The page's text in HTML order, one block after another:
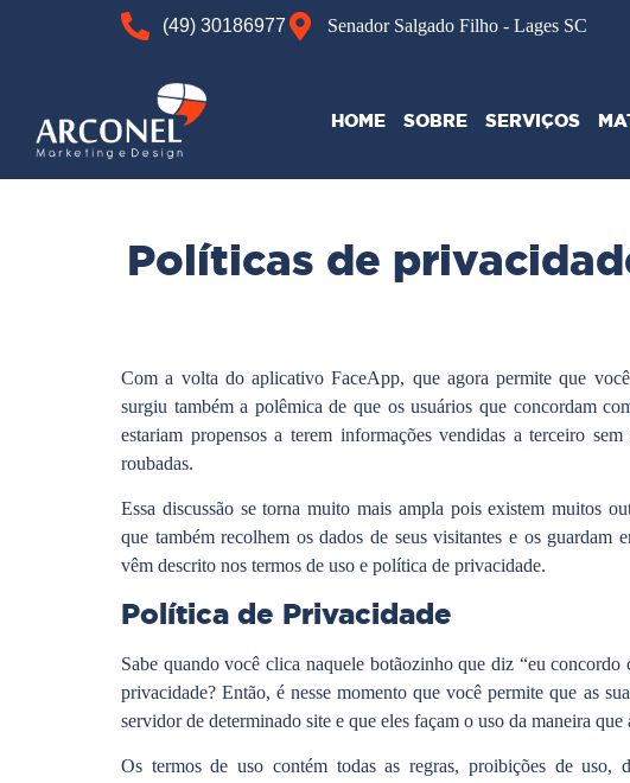
(49) 30186977 Senador Salgado Filho - Lages SC
HOME SOBRE SERVIÇOS
Políticas de
Com a volta do aplicativo FaceApp, que agora permite que
surgiu também a polêmica de que os usuários que concordam
estariam propensos a terem informações vendidas a terceiro
roubadas.
Essa discussão se torna muito mais ampla pois existem muitos
que também recolhem os dados de seus visitantes e os guardam
vêm descrito nos termos de uso e política de privacidade.
Política de Privacidade
Sabe quando você clica naquele botãozinho que diz “eu
privacidade? Então, é nesse momento que você permite que as
servidor de determinado site e que eles façam o uso da maneira que
Os termos de uso contém todas as regras, proibições de uso,